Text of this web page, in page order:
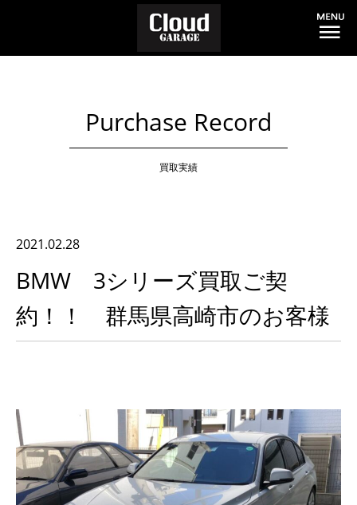
Purchase Record
買取実績
2021.02.28
BMW 3シリーズ買取ご契
約！！ 群馬県高崎市のお客様